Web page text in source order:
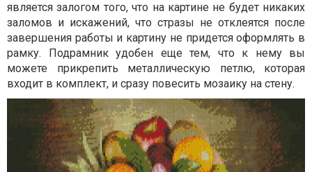
является залогом того, что на картине не будет никаких
заломов и искажений, что стразы не отклеятся после
завершения работы и картину не придется оформлять в
рамку. Подрамник удобен еще тем, что к нему вы
можете прикрепить металлическую петлю, которая
входит в комплект, и сразу повесить мозаику на стену.